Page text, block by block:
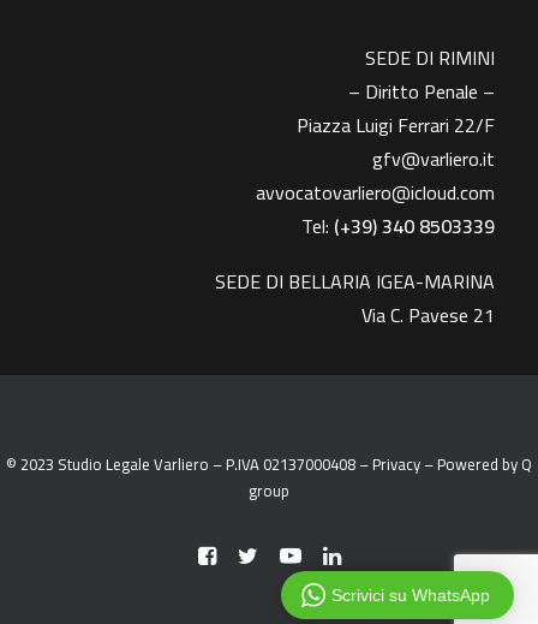
SEDE DI RIMINI
– Diritto Penale –
Piazza Luigi Ferrari 22/F
gfv@varliero.it
avvocatovarliero@icloud.com
Tel: (+39) 340 8503339
SEDE DI BELLARIA IGEA-MARINA
Via C. Pavese 21
© 2023 Studio Legale Varliero – P.IVA 02137000408 –Privacy– Powered byQ
group
Scrivici su WhatsApp